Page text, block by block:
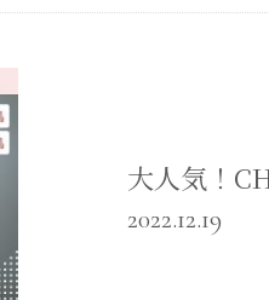
大人気！
2022.12.19